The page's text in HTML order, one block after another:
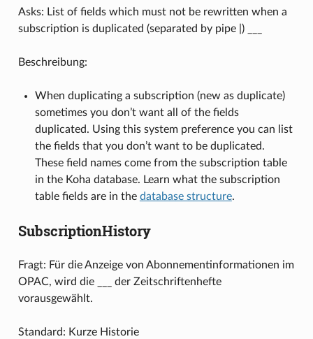
Asks: List of fields which must not be rewritten when a
subscription is duplicated (separated by pipe |) ___
Beschreibung:
When duplicating a subscription (new as duplicate)
sometimes you don’t want all of the fields
duplicated. Using this system preference you can list
the fields that you don’t want to be duplicated.
These field names come from the subscription table
in the Koha database. Learn what the subscription
table fields are in the database structure.
SubscriptionHistory
Fragt: Für die Anzeige von Abonnementinformationen im
OPAC, wird die ___ der Zeitschriftenhefte
vorausgewählt.
Standard: Kurze Historie